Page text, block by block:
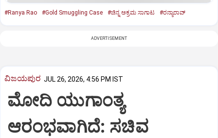
#Ranya Rao #Gold Smuggling Case #ಚಿನ್ನ ಅಕ್ರಮ ಸಾಗಾಟ #ರನ್ಯಾರಾವ್‌
ADVERTISEMENT
ವಿಜಯಪುರ JUL 26, 2026, 4:56 PM IST
ಮೋದಿ ಯುಗಾಂತ್ಯ
ಆರಂಭವಾಗಿದೆ: ಸಚಿವ